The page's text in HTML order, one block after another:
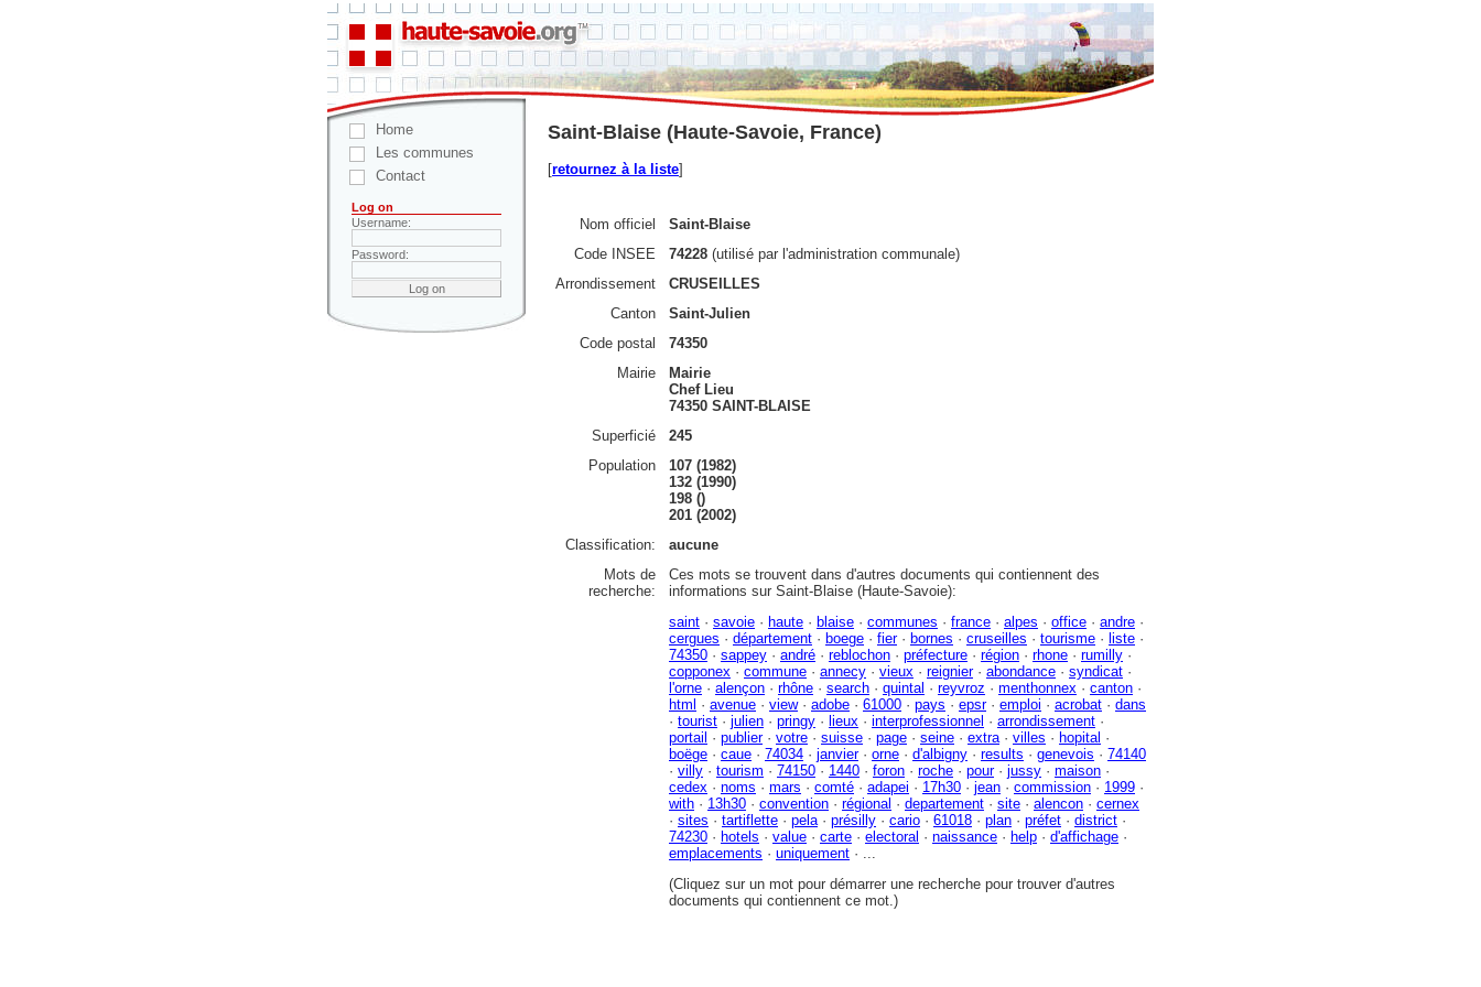
Home
Les communes
Contact
Log on
Username:
Password:
Saint-Blaise (Haute-Savoie, France)
[retournez à la liste]
Nom officiel
Saint-Blaise
Code INSEE
74228 (utilisé par l'administration communale)
Arrondissement
CRUSEILLES
Canton
Saint-Julien
Code postal
74350
Mairie
Mairie
Chef Lieu
74350 SAINT-BLAISE
Superficié
245
Population
107 (1982)
132 (1990)
198 ()
201 (2002)
Classification:
aucune
Mots de
recherche:
Ces mots se trouvent dans d'autres documents qui contiennent des
informations sur Saint-Blaise (Haute-Savoie):
saint · savoie · haute · blaise · communes · france · alpes · office · andre ·
cergues · département · boege · fier· bornes · cruseilles · tourisme · liste ·
74350 · sappey · andré · reblochon · préfecture · région · rhone · rumilly ·
copponex · commune · annecy · vieux · reignier· abondance · syndicat ·
l'orne · alençon · rhône · search · quintal · reyvroz · menthonnex · canton ·
html · avenue · view· adobe · 61000 · pays · epsr· emploi · acrobat · dans
· tourist · julien · pringy · lieux · interprofessionnel · arrondissement ·
portail · publier· votre · suisse · page · seine · extra · villes · hopital ·
boëge · caue · 74034 · janvier· orne · d'albigny · results · genevois · 74140
· villy · tourism · 74150 · 1440 · foron · roche · pour· jussy · maison ·
cedex · noms · mars · comté · adapei · 17h30 · jean · commission · 1999 ·
with · 13h30 · convention · régional · departement · site · alencon · cernex
· sites · tartiflette · pela · présilly · cario · 61018 · plan · préfet · district ·
74230 · hotels · value · carte · electoral · naissance · help · d'affichage ·
emplacements · uniquement · ...
(Cliquez sur un mot pour démarrer une recherche pour trouver d'autres
documents qui contiennent ce mot.)